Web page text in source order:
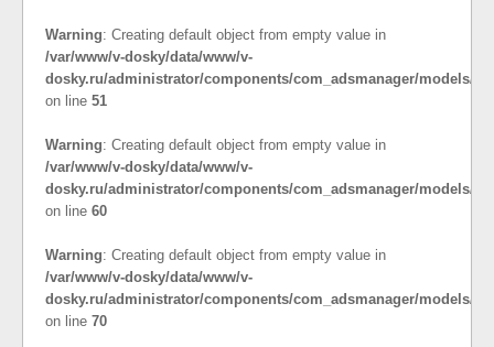
Warning: Creating default object from empty value in
/var/www/v-dosky/data/www/v-
dosky.ru/administrator/components/com_adsmanager/models/
on line 51
Warning: Creating default object from empty value in
/var/www/v-dosky/data/www/v-
dosky.ru/administrator/components/com_adsmanager/models/
on line 60
Warning: Creating default object from empty value in
/var/www/v-dosky/data/www/v-
dosky.ru/administrator/components/com_adsmanager/models/
on line 70